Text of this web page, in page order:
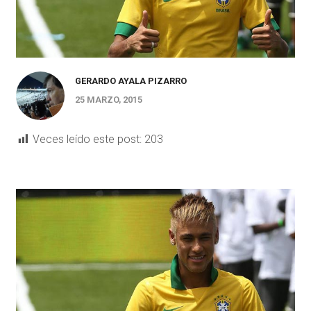
GERARDO AYALA PIZARRO
25 MARZO, 2015
Veces leído este post: 203